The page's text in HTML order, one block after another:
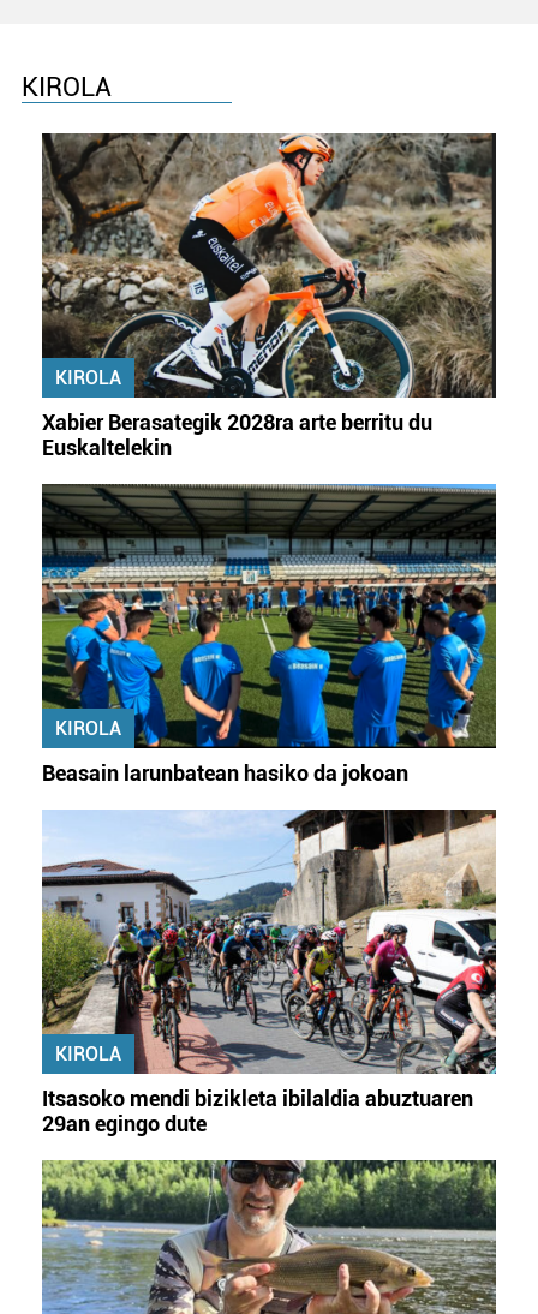
KIROLA
KIROLA
Xabier Berasategik 2028ra arte berritu du
Euskaltelekin
KIROLA
Beasain larunbatean hasiko da jokoan
KIROLA
Itsasoko mendi bizikleta ibilaldia abuztuaren
29an egingo dute